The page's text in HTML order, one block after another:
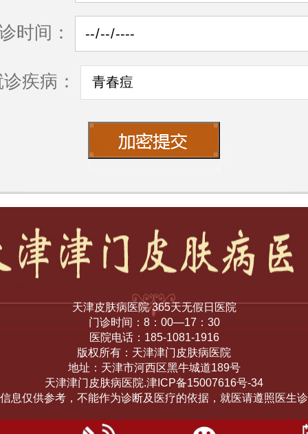
时间：
疾病：
天津皮肤病医院 365天无假日医院
门诊时间：8：00—17：30
医院电话：185-1081-1916
版权所有：天津津门皮肤病医院
地址：天津市河西区黑牛城道189号
天津津门皮肤病医院.津ICP备15007616号-34
息仅供参考，不能作为诊断及医疗的依据，就医请遵照医生